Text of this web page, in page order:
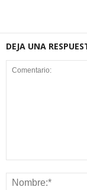
DEJA UNA